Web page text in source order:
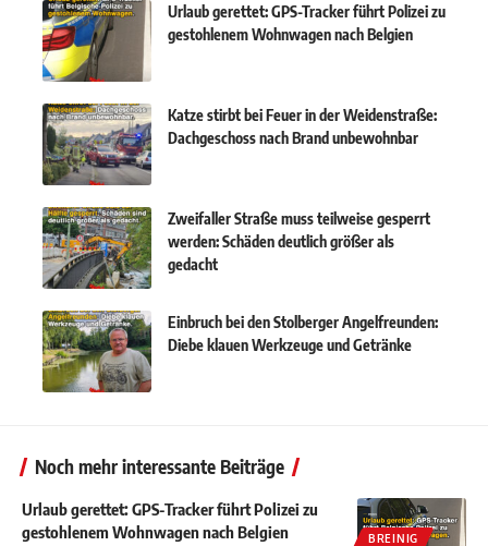
Urlaub gerettet: GPS-Tracker führt Polizei zu
gestohlenem Wohnwagen nach Belgien
Katze stirbt bei Feuer in der Weidenstraße:
Dachgeschoss nach Brand unbewohnbar
Zweifaller Straße muss teilweise gesperrt
werden: Schäden deutlich größer als
gedacht
Einbruch bei den Stolberger Angelfreunden:
Diebe klauen Werkzeuge und Getränke
Noch mehr interessante Beiträge
BREINIG
Urlaub gerettet: GPS-Tracker führt Polizei zu
gestohlenem Wohnwagen nach Belgien